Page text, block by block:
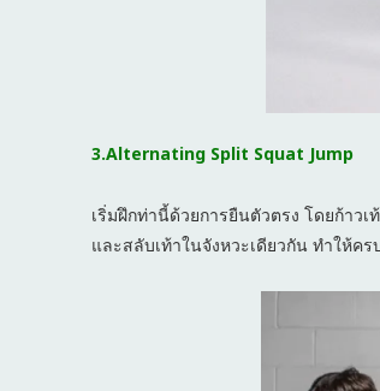
3.Alternating Split Squat Jump
เริ่มฝึกท่านี้ด้วยการยืนตัวตรง โดยก้าว
และสลับเท้าในจังหวะเดียวกัน ทำให้ค